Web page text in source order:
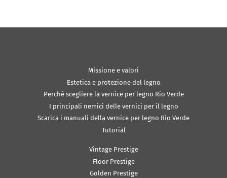
Missione e valori
Estetica e protezione del legno
Perché scegliere la vernice per legno Rio Verde
I principali nemici delle vernici per il legno
Scarica i manuali della vernice per legno Rio Verde
Tutorial
Vintage Prestige
Floor Prestige
Golden Prestige